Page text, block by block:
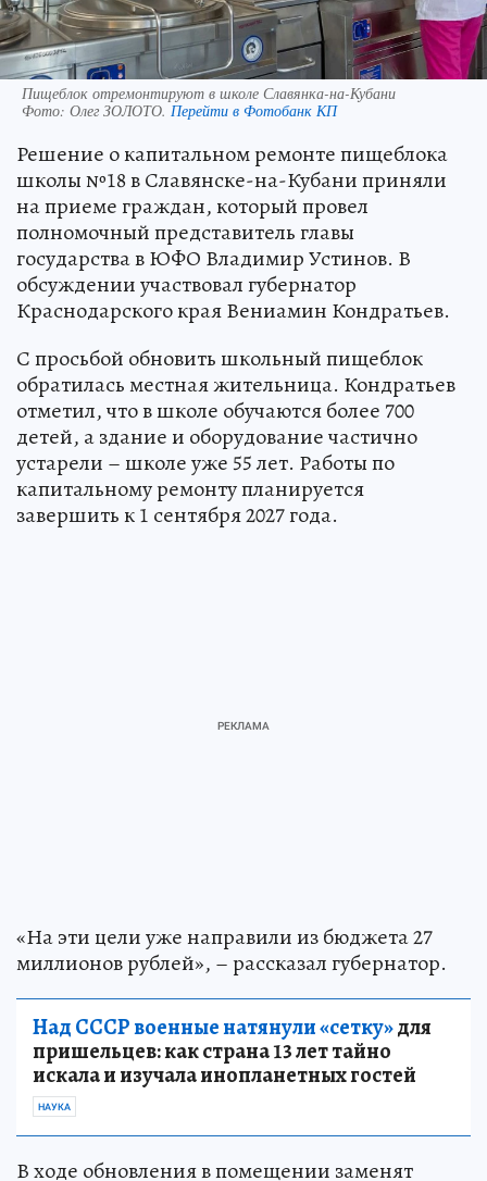
Пищеблок отремонтируют в школе Славянка-на-Кубани
Фото: Олег ЗОЛОТО. Перейти в Фотобанк КП
Решение о капитальном ремонте пищеблока
школы №18 в Славянске-на-Кубани приняли
на приеме граждан, который провел
полномочный представитель главы
государства в ЮФО Владимир Устинов. В
обсуждении участвовал губернатор
Краснодарского края Вениамин Кондратьев.
С просьбой обновить школьный пищеблок
обратилась местная жительница. Кондратьев
отметил, что в школе обучаются более 700
детей, а здание и оборудование частично
устарели – школе уже 55 лет. Работы по
капитальному ремонту планируется
завершить к 1 сентября 2027 года.
«На эти цели уже направили из бюджета 27
миллионов рублей», – рассказал губернатор.
Над СССР военные натянули «сетку»для
пришельцев: как страна 13 лет тайно
искала и изучала инопланетных гостей
НАУКА
В ходе обновления в помещении заменят